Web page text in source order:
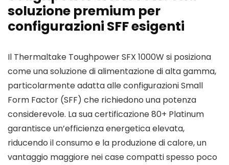
soluzione premium per
configurazioni SFF esigenti
Il Thermaltake Toughpower SFX 1000W si posiziona
come una soluzione di alimentazione di alta gamma,
particolarmente adatta alle configurazioni Small
Form Factor (SFF) che richiedono una potenza
considerevole. La sua certificazione 80+ Platinum
garantisce un’efficienza energetica elevata,
riducendo il consumo e la produzione di calore, un
vantaggio maggiore nei case compatti spesso poco